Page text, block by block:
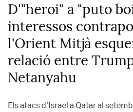
D'"heroi" a "puto
interessos
l'Orient Mitjà
relació entre
Netanyahu
Els atacs d'Israel a Qatar al